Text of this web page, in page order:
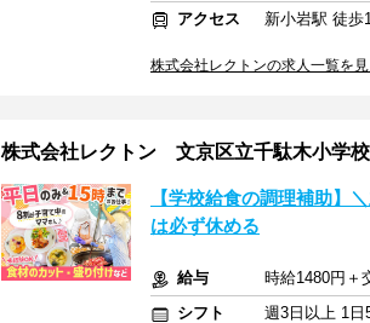
アクセス
新小岩駅 徒歩
株式会社レクトンの求人一覧を
株式会社レクトン 文京区立千駄木小学校
【学校給食の調理補助】
は必ず休める
給与
時給1480円＋
シフト
週3日以上 1日